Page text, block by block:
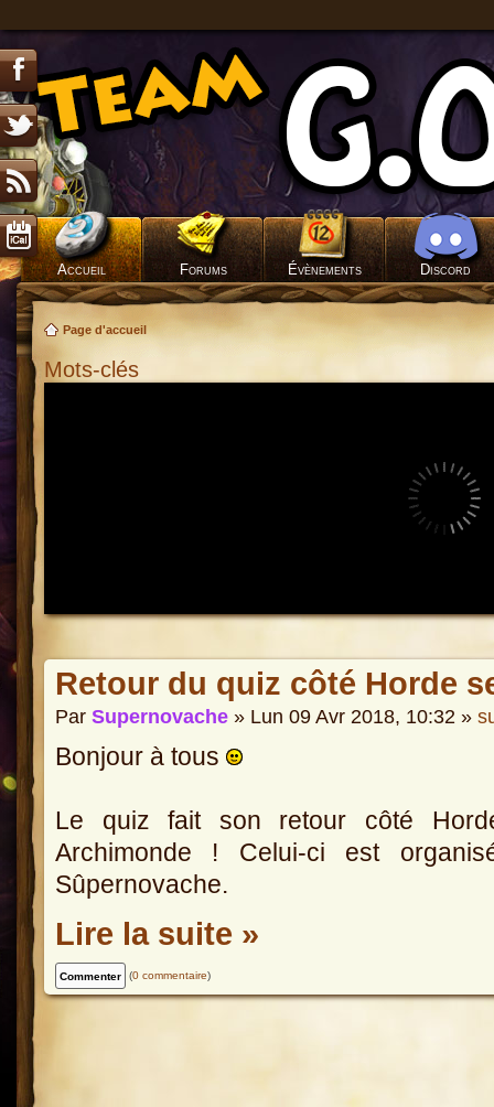
Accueil Forums Évènements Discord
Page d'accueil
Mots-clés
Retour du quiz côté Horde
Par Supernovache » Lun 09 Avr 2018, 10:32 »
Bonjour à tous
Le quiz fait son retour côté
Archimonde ! Celui-ci est
Sûpernovache.
Lire la suite »
(0 commentaire)